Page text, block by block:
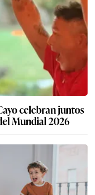
celebran juntos
Mundial 2026